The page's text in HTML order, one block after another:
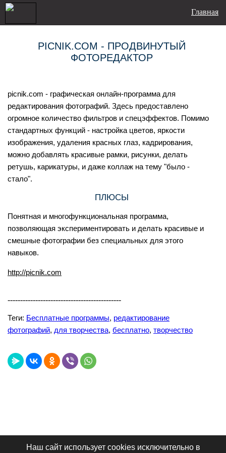
Главная
PICNIK.COM - ПРОДВИНУТЫЙ
ФОТОРЕДАКТОР
picnik.com - графическая онлайн-программа для
редактирования фотографий. Здесь предоставлено
огромное количество фильтров и спецэффектов. Помимо
стандартных функций - настройка цветов, яркости
изображения, удаления красных глаз, кадрирования,
можно добавлять красивые рамки, рисунки, делать
ретушь, карикатуры, и даже коллаж на тему "было -
стало".
ПЛЮСЫ
Понятная и многофункциональная программа,
позволяющая экспериментировать и делать красивые и
смешные фотографии без специальных для этого
навыков.
http://picnik.com
---------------------------------------------
Теги: Бесплатные программы, редактирование
фотографий, для творчества, бесплатно, творчество
Наш сайт использует cookies исключительно в